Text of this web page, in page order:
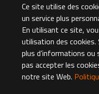
Ce site utilise des
un service plus
En utilisant ce site,
utilisation des
plus d’informations ou
pas accepter les
notre site Web.